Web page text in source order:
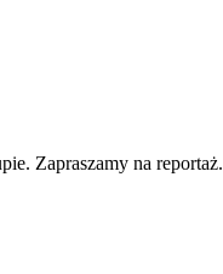
Zapraszamy na reportaż.